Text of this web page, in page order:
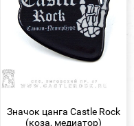
Значок цанга Castle Rock
(коза, медиатор)